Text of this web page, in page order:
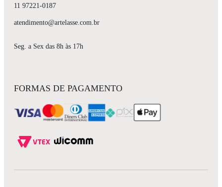
11 97221-0187
atendimento@artelasse.com.br
Seg. a Sex das 8h às 17h
FORMAS DE PAGAMENTO